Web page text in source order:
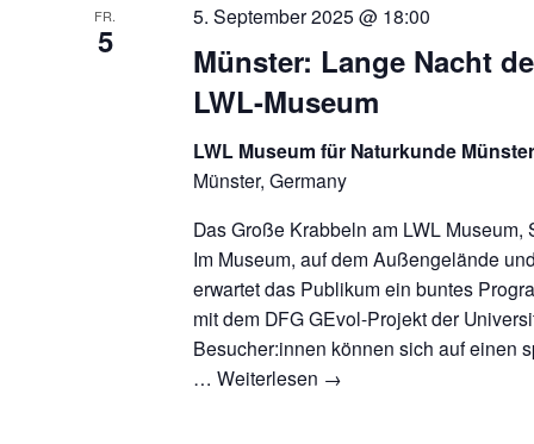
FR.
5
Münster: Lange Nacht
LWL-Museum
5. September 2025 @ 18:00
LWL Museum für Naturkunde
Münster, Germany
Das Große Krabbeln am LWL Museum,
Im Museum, auf dem Außengelände
erwartet das Publikum ein buntes
mit dem DFG GEvol-Projekt der
Besucher:innen können sich auf einen
…Weiterlesen →